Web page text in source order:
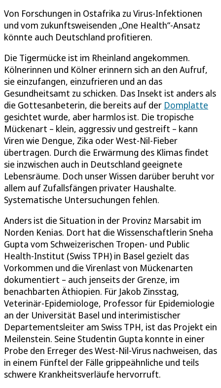
Von Forschungen in Ostafrika zu Virus-Infektionen
und vom zukunftsweisenden „One Health“-Ansatz
könnte auch Deutschland profitieren.
Die Tigermücke ist im Rheinland angekommen.
Kölnerinnen und Kölner erinnern sich an den Aufruf,
sie einzufangen, einzufrieren und an das
Gesundheitsamt zu schicken. Das Insekt ist anders als
die Gottesanbeterin, die bereits auf der Domplatte
gesichtet wurde, aber harmlos ist. Die tropische
Mückenart – klein, aggressiv und gestreift – kann
Viren wie Dengue, Zika oder West-Nil-Fieber
übertragen. Durch die Erwärmung des Klimas findet
sie inzwischen auch in Deutschland geeignete
Lebensräume. Doch unser Wissen darüber beruht vor
allem auf Zufallsfängen privater Haushalte.
Systematische Untersuchungen fehlen.
Anders ist die Situation in der Provinz Marsabit im
Norden Kenias. Dort hat die Wissenschaftlerin Sneha
Gupta vom Schweizerischen Tropen- und Public
Health-Institut (Swiss TPH) in Basel gezielt das
Vorkommen und die Virenlast von Mückenarten
dokumentiert – auch jenseits der Grenze, im
benachbarten Äthiopien. Für Jakob Zinsstag,
Veterinär-Epidemiologe, Professor für Epidemiologie
an der Universität Basel und interimistischer
Departementsleiter am Swiss TPH, ist das Projekt ein
Meilenstein. Seine Studentin Gupta konnte in einer
Probe den Erreger des West-Nil-Virus nachweisen, das
in einem Fünftel der Fälle grippeähnliche und teils
schwere Krankheitsverläufe hervorruft.